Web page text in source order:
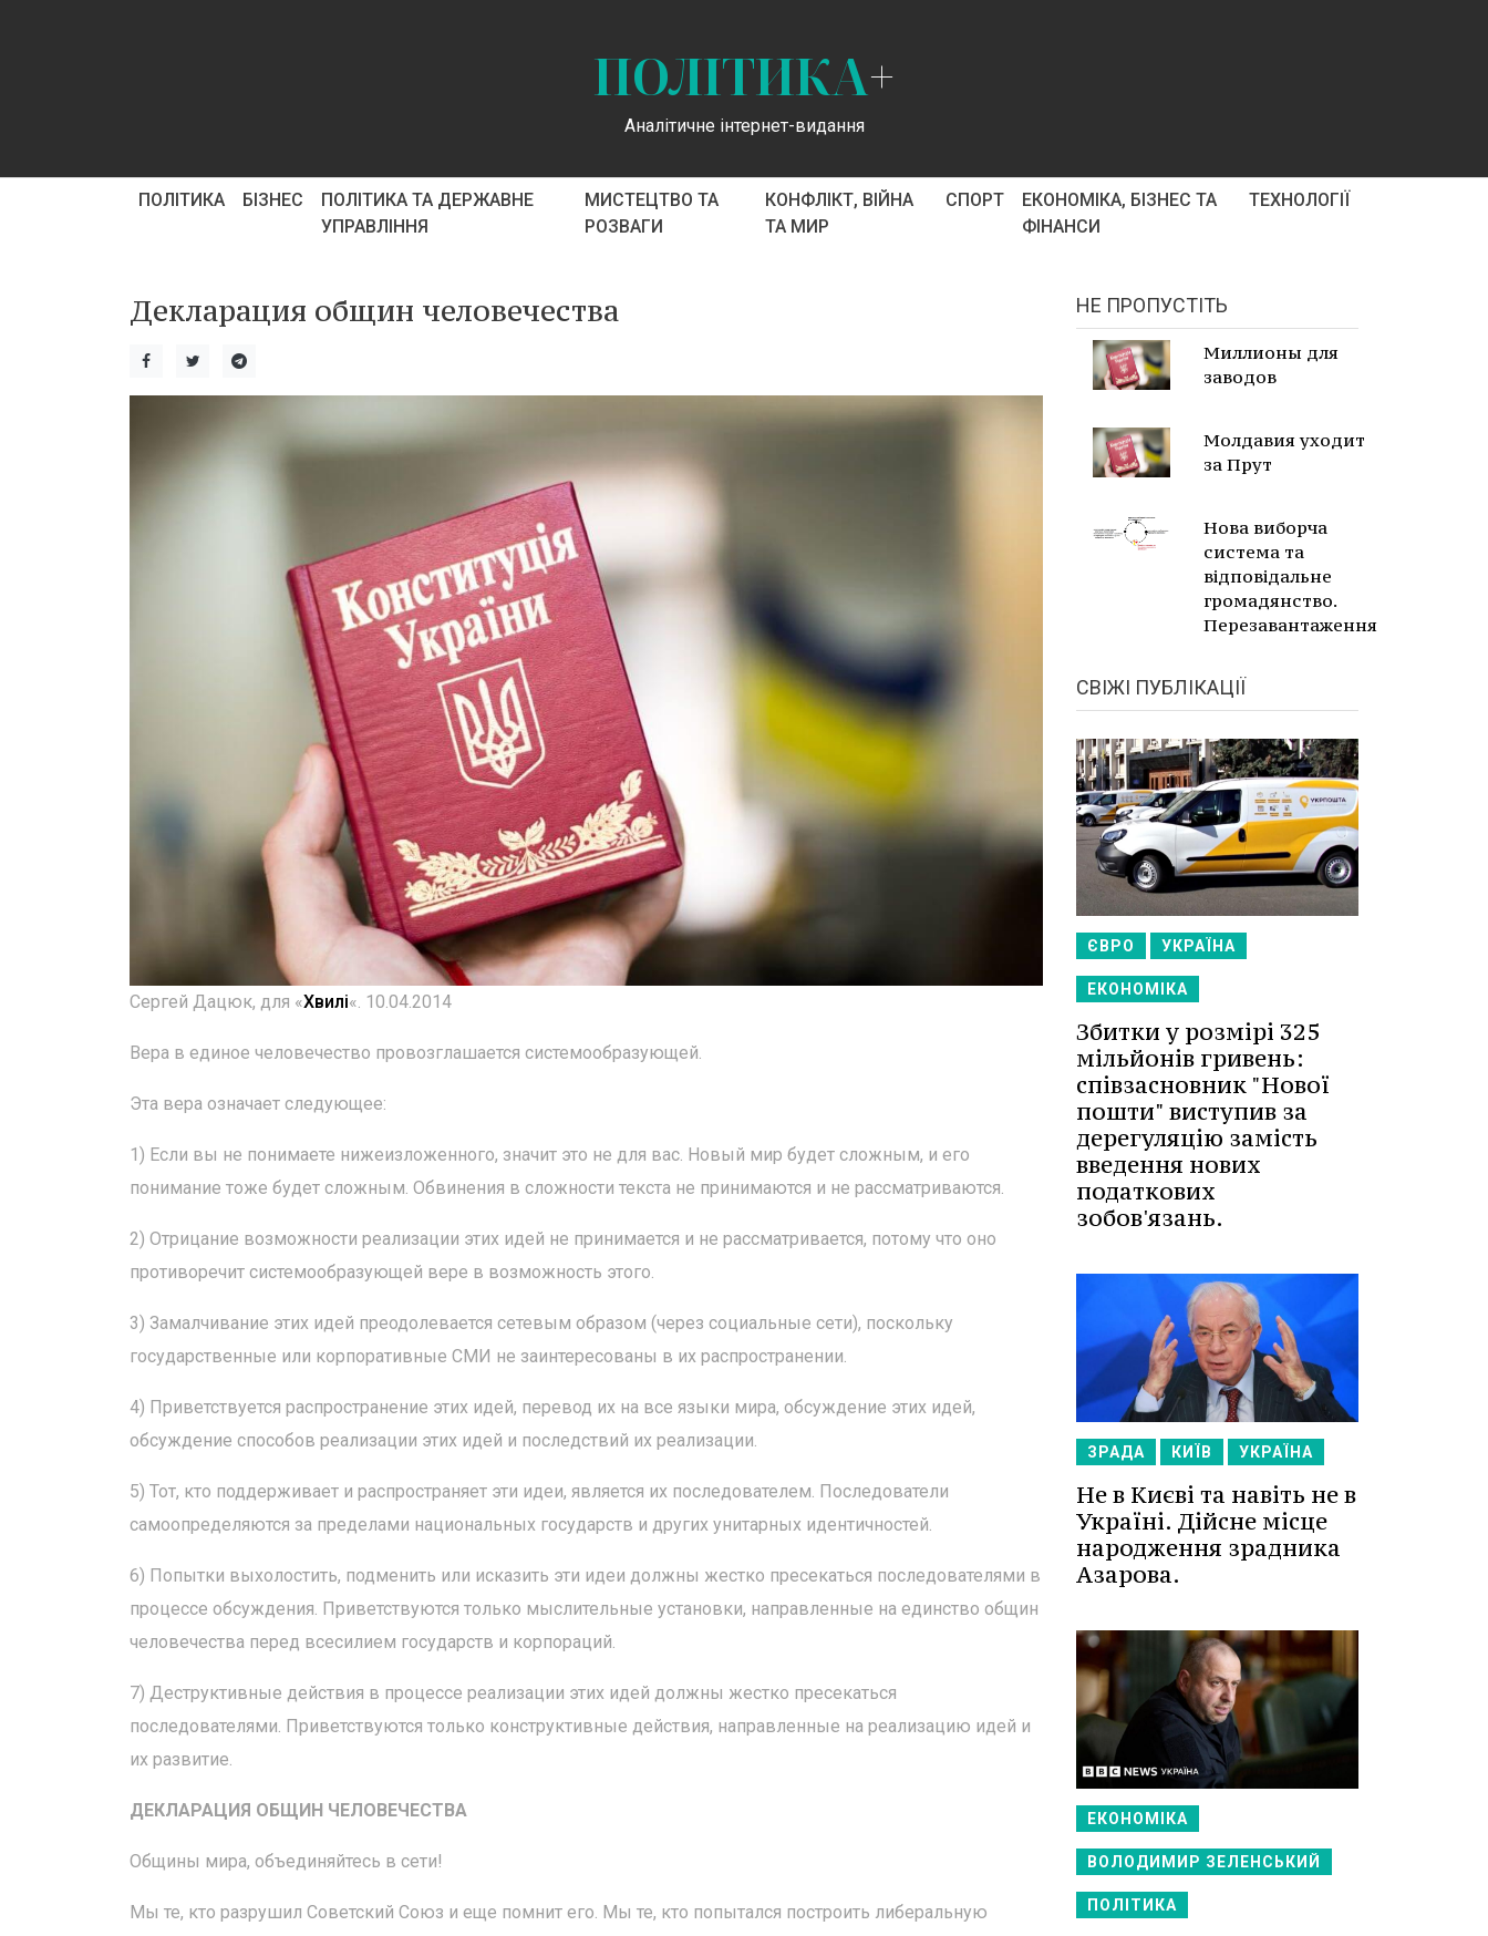
ПОЛІТИКА+
Аналітичне інтернет-видання
ПОЛІТИКА БІЗНЕС
ПОЛІТИКА ТА ДЕРЖАВНЕ
УПРАВЛІННЯ
МИСТЕЦТВО ТА
РОЗВАГИ
КОНФЛІКТ, ВІЙНА
ТА МИР
СПОРТ
ЕКОНОМІКА, БІЗНЕС ТА
ФІНАНСИ
ТЕХНОЛОГІЇ
Декларация общин человечества
Сергей Дацюк, для «Хвилі«. 10.04.2014
Вера в единое человечество провозглашается системообразующей.
Эта вера означает следующее:
1) Если вы не понимаете нижеизложенного, значит это не для вас. Новый мир будет сложным, и его
понимание тоже будет сложным. Обвинения в сложности текста не принимаются и не рассматриваются.
2) Отрицание возможности реализации этих идей не принимается и не рассматривается, потому что оно
противоречит системообразующей вере в возможность этого.
3) Замалчивание этих идей преодолевается сетевым образом (через социальные сети), поскольку
государственные или корпоративные СМИ не заинтересованы в их распространении.
4) Приветствуется распространение этих идей, перевод их на все языки мира, обсуждение этих идей,
обсуждение способов реализации этих идей и последствий их реализации.
5) Тот, кто поддерживает и распространяет эти идеи, является их последователем. Последователи
самоопределяются за пределами национальных государств и других унитарных идентичностей.
6) Попытки выхолостить, подменить или исказить эти идеи должны жестко пресекаться последователями в
процессе обсуждения. Приветствуются только мыслительные установки, направленные на единство общин
человечества перед всесилием государств и корпораций.
7) Деструктивные действия в процессе реализации этих идей должны жестко пресекаться
последователями. Приветствуются только конструктивные действия, направленные на реализацию идей и
их развитие.
ДЕКЛАРАЦИЯ ОБЩИН ЧЕЛОВЕЧЕСТВА
Общины мира, объединяйтесь в сети!
Мы те, кто разрушил Советский Союз и еще помнит его. Мы те, кто попытался построить либеральную
НЕ ПРОПУСТІТЬ
Миллионы для
заводов
Молдавия уходит
за Прут
Нова виборча
система та
відповідальне
громадянство.
Перезавантаження
СВІЖІ ПУБЛІКАЦІЇ
ЄВРО УКРАЇНА
ЕКОНОМІКА
Збитки у розмірі 325
мільйонів гривень:
співзасновник "Нової
пошти" виступив за
дерегуляцію замість
введення нових
податкових
зобов'язань.
ЗРАДА КИЇВ УКРАЇНА
Не в Києві та навіть не в
Україні. Дійсне місце
народження зрадника
Азарова.
ЕКОНОМІКА
ВОЛОДИМИР ЗЕЛЕНСЬКИЙ
ПОЛІТИКА